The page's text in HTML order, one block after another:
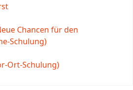
Chancen für den
Schulung)
Ort-Schulung)